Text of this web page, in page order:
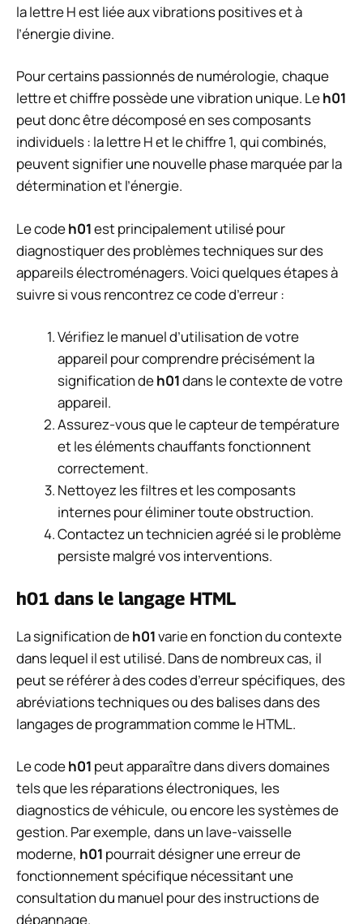
la lettre H est liée aux vibrations positives et à
l’énergie divine.
Pour certains passionnés de numérologie, chaque
lettre et chiffre possède une vibration unique. Leh01
peut donc être décomposé en ses composants
individuels : la lettre H et le chiffre 1, qui combinés,
peuvent signifier une nouvelle phase marquée par la
détermination et l’énergie.
Le codeh01est principalement utilisé pour
diagnostiquer des problèmes techniques sur des
appareils électroménagers. Voici quelques étapes à
suivre si vous rencontrez ce code d’erreur :
Vérifiez le manuel d’utilisation de votre
appareil pour comprendre précisément la
signification deh01dans le contexte de votre
appareil.
Assurez-vous que le capteur de température
et les éléments chauffants fonctionnent
correctement.
Nettoyez les filtres et les composants
internes pour éliminer toute obstruction.
Contactez un technicien agréé si le problème
persiste malgré vos interventions.
h01 dans le langage HTML
La signification deh01varie en fonction du contexte
dans lequel il est utilisé. Dans de nombreux cas, il
peut se référer à des codes d’erreur spécifiques, des
abréviations techniques ou des balises dans des
langages de programmation comme le HTML.
Le codeh01 peut apparaître dans divers domaines
tels que les réparations électroniques, les
diagnostics de véhicule, ou encore les systèmes de
gestion. Par exemple, dans un lave-vaisselle
moderne, h01 pourrait désigner une erreur de
fonctionnement spécifique nécessitant une
consultation du manuel pour des instructions de
dépannage.